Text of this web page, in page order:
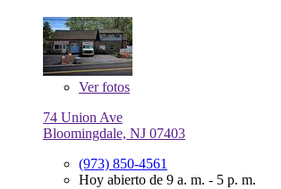
Verfotos
74 Union Ave
Bloomingdale, NJ 07403
(973) 850-4561
Hoy abierto de 9 a. m. - 5 p. m.